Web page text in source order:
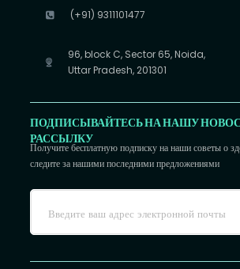
(+91) 9311101477
96, block C, Sector 65, Noida,
Uttar Pradesh, 201301
ПОДПИСЫВАЙТЕСЬ НА НАШУ
РАССЫЛКУ
Получите бесплатную подписку на наши советы о
следите за нашими последними предложениями